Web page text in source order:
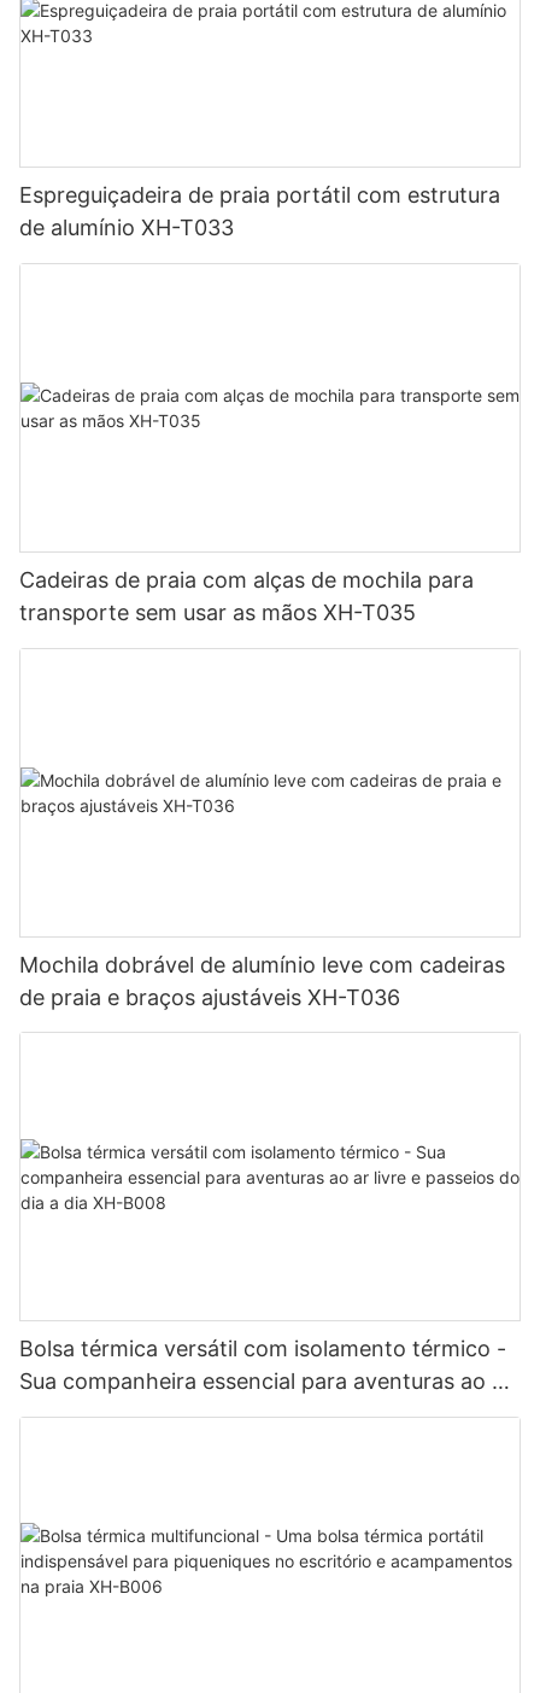
Espreguiçadeira de praia portátil com estrutura
de alumínio XH-T033
Cadeiras de praia com alças de mochila para
transporte sem usar as mãos XH-T035
Mochila dobrável de alumínio leve com cadeiras
de praia e braços ajustáveis ​​XH-T036
Bolsa térmica versátil com isolamento térmico -
Sua companheira essencial para aventuras ao ar
livre e passeios do dia a dia XH-B008